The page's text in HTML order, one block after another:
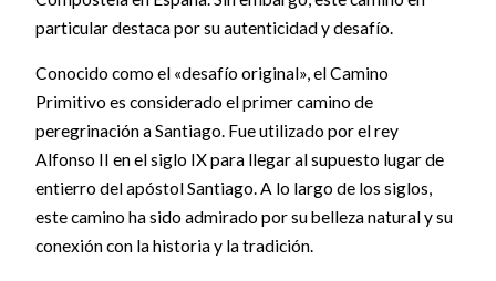
particular destaca por su autenticidad y desafío.
Conocido como el «desafío original», el Camino
Primitivo es considerado el primer camino de
peregrinación a Santiago. Fue utilizado por el rey
Alfonso II en el siglo IX para llegar al supuesto lugar de
entierro del apóstol Santiago. A lo largo de los siglos,
este camino ha sido admirado por su belleza natural y su
conexión con la historia y la tradición.